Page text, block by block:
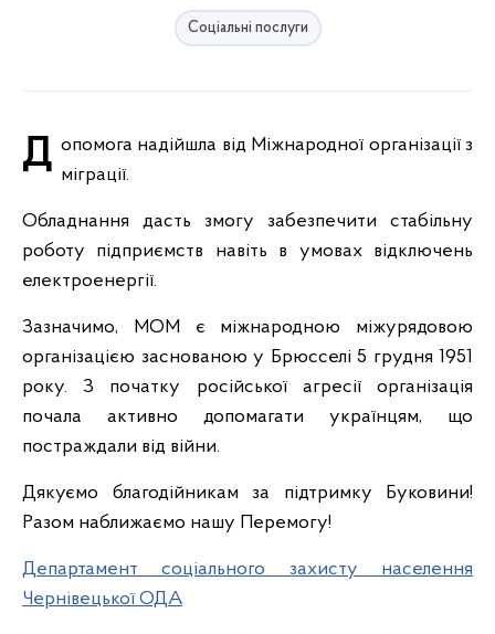
Соціальні послуги
Допомога надійшла від Міжнародної організації з міграції.
Обладнання дасть змогу забезпечити стабільну
роботу підприємств навіть в умовах відключень
електроенергії.
Зазначимо, МОМ є міжнародною міжурядовою
організацією заснованою у Брюсселі 5 грудня 1951
року. З початку російської агресії організація
почала активно допомагати українцям, що
постраждали від війни.
Дякуємо благодійникам за підтримку Буковини!
Разом наближаємо нашу Перемогу!
Департамент соціального захисту населення
Чернівецької ОДА